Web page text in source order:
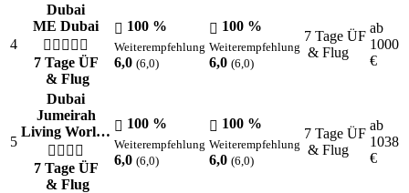
4
Dubai
ME Dubai
7 Tage ÜF
& Flug
100 %
Weiterempfehlung
6,0 (6,0)
100 %
Weiterempfehlung
6,0 (6,0)
7 Tage ÜF
& Flug
ab
1000
€
5
Dubai
Jumeirah
Living Worl…
7 Tage ÜF
& Flug
100 %
Weiterempfehlung
6,0 (6,0)
100 %
Weiterempfehlung
6,0 (6,0)
7 Tage ÜF
& Flug
ab
1038
€